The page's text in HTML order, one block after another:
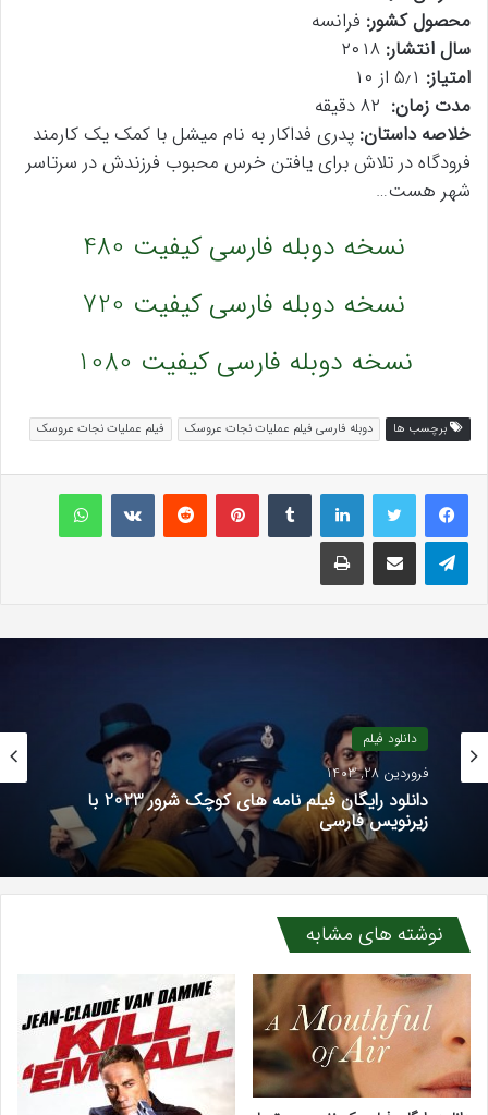
محصول کشور: فرانسه
سال انتشار:
امتیاز: ۵٫۱ از ۱۰
مدت زمان:
خلاصه داستان: پدری فداکار به نام میشل با کمک یک کارمند
فرودگاه در تلاش برای یافتن خرس محبوب فرزندش در سرتاسر
شهر هست…
نسخه دوبله فارسی کیفیت 480
نسخه دوبله فارسی کیفیت 720
نسخه دوبله فارسی کیفیت 1080
برچسب ها دوبله فارسی فیلم عملیات نجات عروسک فیلم عملیات نجات عروسک
لینکداینتامبلر پینتریستReddit
VKontakteواتس آپ
تلگرام اشتراک گذاری با ایمیل چاپ
دانلود فیلم
فروردین 28, 1403
دانلود رایگان فیلم نامه های کوچک شرور 2023 با
زیرنویس فارسی
نوشته های مشابه